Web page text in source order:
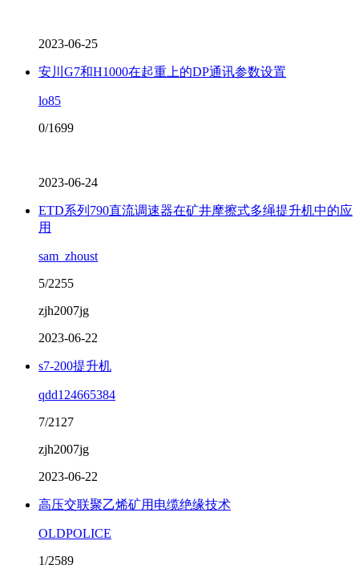
2023-06-25
安川G7和H1000在起重上的DP通讯参数设置
lo85
0/1699
2023-06-24
ETD系列790直流调速器在矿井摩擦式多绳提升机中的应
用
sam_zhoust
5/2255
zjh2007jg
2023-06-22
s7-200提升机
qdd124665384
7/2127
zjh2007jg
2023-06-22
高压交联聚乙烯矿用电缆绝缘技术
OLDPOLICE
1/2589